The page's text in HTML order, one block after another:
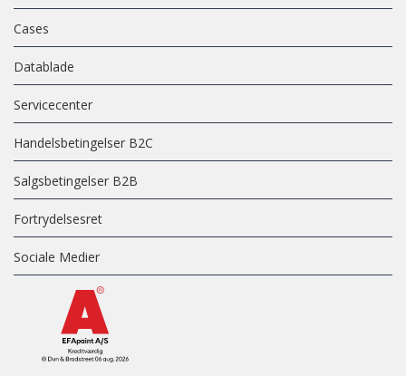
Cases
Datablade
Servicecenter
Handelsbetingelser B2C
Salgsbetingelser B2B
Fortrydelsesret
Sociale Medier